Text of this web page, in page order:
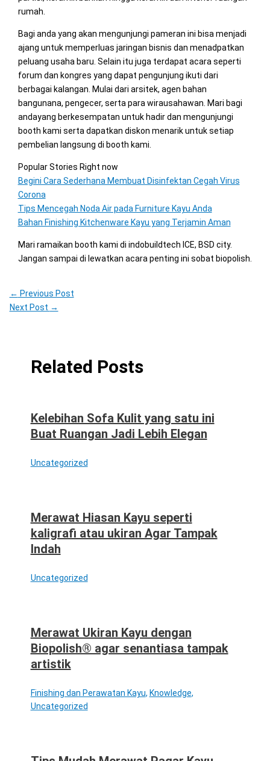
rumah.
Bagi anda yang akan mengunjungi pameran ini bisa menjadi
ajang untuk memperluas jaringan bisnis dan menadpatkan
peluang usaha baru. Selain itu juga terdapat acara seperti
forum dan kongres yang dapat pengunjung ikuti dari
berbagai kalangan. Mulai dari arsitek, agen bahan
bangunana, pengecer, serta para wirausahawan. Mari bagi
andayang berkesempatan untuk hadir dan mengunjungi
booth kami serta dapatkan diskon menarik untuk setiap
pembelian langsung di booth kami.
Popular Stories Right now
Begini Cara Sederhana Membuat Disinfektan Cegah Virus
Corona
Tips Mencegah Noda Air pada Furniture Kayu Anda
Bahan Finishing Kitchenware Kayu yang Terjamin Aman
Mari ramaikan booth kami di indobuildtech ICE, BSD city.
Jangan sampai di lewatkan acara penting ini sobat biopolish.
← Previous Post
Next Post →
Related Posts
Kelebihan Sofa Kulit yang satu ini
Buat Ruangan Jadi Lebih Elegan
Uncategorized
Merawat Hiasan Kayu seperti
kaligrafi atau ukiran Agar Tampak
Indah
Uncategorized
Merawat Ukiran Kayu dengan
Biopolish® agar senantiasa tampak
artistik
Finishing dan Perawatan Kayu, Knowledge,
Uncategorized